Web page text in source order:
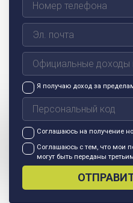
Я получаю доход за
Соглашаюсь на получение
Соглашаюсь с тем, что мои
могут быть переданы